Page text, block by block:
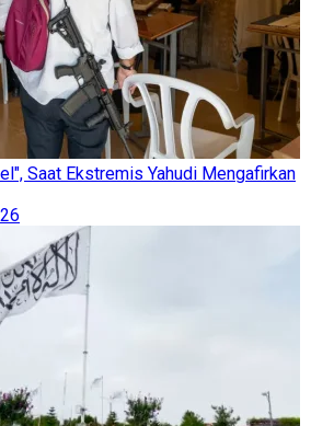
Saat Ekstremis Yahudi Mengafirkan